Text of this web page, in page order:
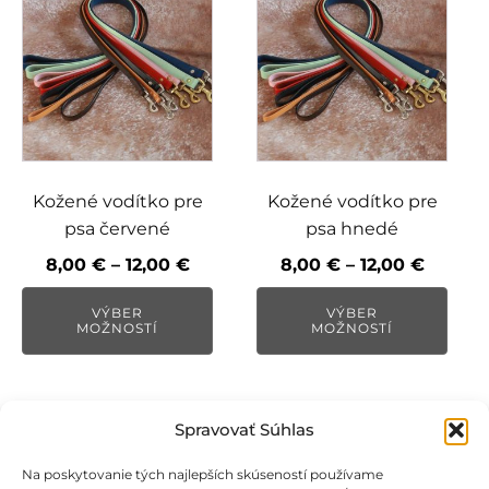
Spravovať Súhlas
Na poskytovanie tých najlepších skúseností používame
Kožené vodítko pre
psa červené
8,00 € – 12,00 €Price
range:
VÝBER
MOŽNOSTÍ
produkt
má
viacero
variantov.
Možnosti
si
vybrať
stránke
produktu.
Kožené vodítko pre
psa hnedé
8,00 € – 12,00 €Price
range:
VÝBER
MOŽNOSTÍ
produkt
má
viacero
variantov.
Možnosti
si
vybrať
stránke
produktu.